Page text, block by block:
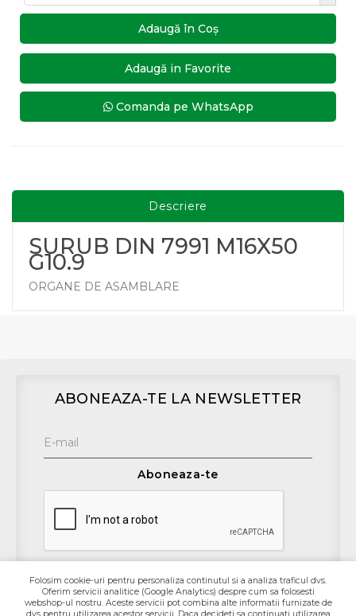
Adaugă în Coş
Adaugă in Favorite
Comanda pe WhatsApp
Descriere
SURUB DIN 7991 M16X50
G10.9
ORGANE DE ASAMBLARE
ABONEAZA-TE LA NEWSLETTER
Aboneaza-te
Contact
Folosim cookie-uri pentru personaliza continutul si a analiza traficul dvs.
Oferim servicii analitice (Google Analytics) despre cum sa folosesti
webshop-ul nostru. Aceste servicii pot combina alte informatii furnizate de